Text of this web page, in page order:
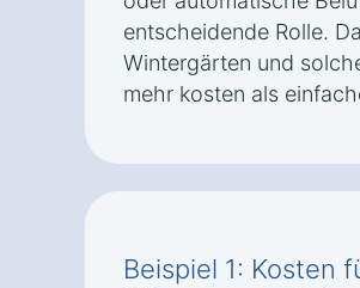
entscheidende Rolle.
Wintergärten und
mehr kosten als
Beispiel 1: Kosten